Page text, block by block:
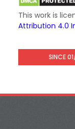
This work is
Attribution 4.0
SINCE